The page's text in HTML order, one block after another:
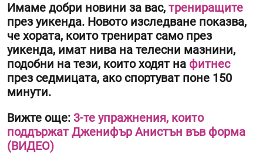
Имаме добри новини за вас, трениращите
през уикенда. Новото изследване показва,
че хората, които тренират само през
уикенда, имат нива на телесни мазнини,
подобни на тези, които ходят на фитнес
през седмицата, ако спортуват поне 150
минути.
Вижте още: 3-те упражнения, които
поддържат Дженифър Анистън във форма
(ВИДЕО)